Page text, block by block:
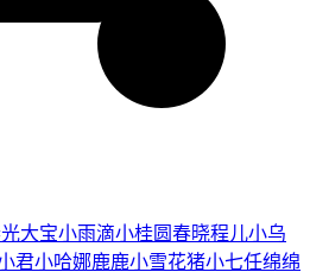
大宝小雨滴小桂圆春晓程儿小乌
君小哈娜鹿鹿小雪花猪小七任绵绵